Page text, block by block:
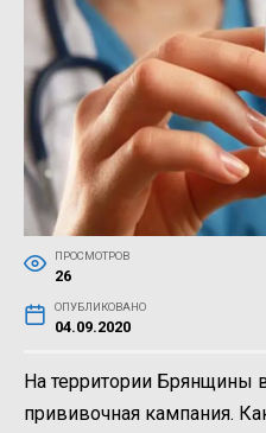
ПРОСМОТРОВ
26
ОПУБЛИКОВАНО
04.09.2020
На территории Брянщины
прививочная кампания.